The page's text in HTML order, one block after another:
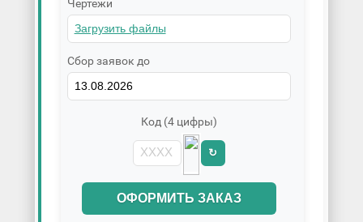
Чертежи
Сбор заявок до
Код (4 цифры)
↻
ОФОРМИТЬ ЗАКАЗ